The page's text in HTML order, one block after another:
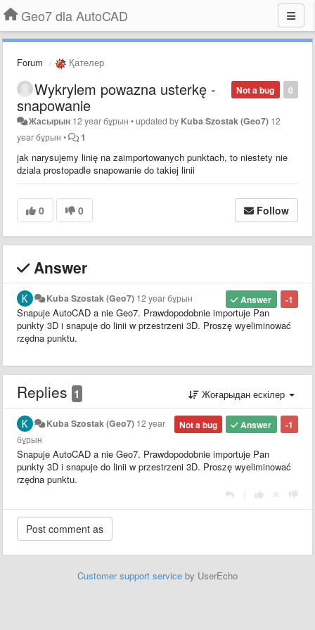
Geo7 dla AutoCAD
Forum Қателер
0
Not a bug
Wykrylem powazna usterkę -
snapowanie
Жасырын 12 year бұрын •updated by Kuba Szostak (Geo7) 12
year бұрын • 1
jak narysujemy linię na zaimportowanych punktach, to niestety nie
dziala prostopadle snapowanie do takiej linii
0 0 Follow
Answer
-1
Answer
Kuba Szostak (Geo7) 12 year бұрын
Snapuje AutoCAD a nie Geo7. Prawdopodobnie importuje Pan
punkty 3D i snapuje do linii w przestrzeni 3D. Proszę wyeliminować
rzędna punktu.
Replies 1 Жоғарыдан ескілер
-1
Answer
Not a bug
Kuba Szostak (Geo7) 12 year
бұрын
Snapuje AutoCAD a nie Geo7. Prawdopodobnie importuje Pan
punkty 3D i snapuje do linii w przestrzeni 3D. Proszę wyeliminować
rzędna punktu.
Customer support service by UserEcho